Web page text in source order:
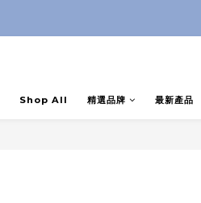
8月優惠 凡購物折後滿$250送
Shop All 精選品牌 最新產品